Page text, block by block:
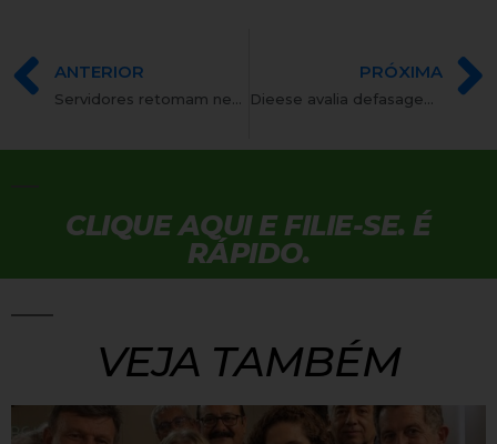
ANTERIOR
Servidores retomam negociações da campanha salarial com o governo
PRÓXIMA
Dieese avalia defasagem dos benefícios dos servidores
CLIQUE AQUI E FILIE-SE. É
RÁPIDO.
VEJA TAMBÉM